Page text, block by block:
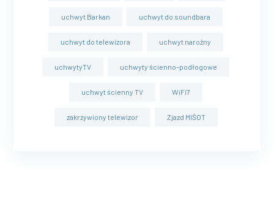
uchwyt Barkan uchwyt do soundbara
uchwyt do telewizora uchwyt narożny
uchwytyTV uchwyty ścienno-podłogowe
uchwyt ścienny TV WiFi7
zakrzywiony telewizor Zjazd MIŚOT